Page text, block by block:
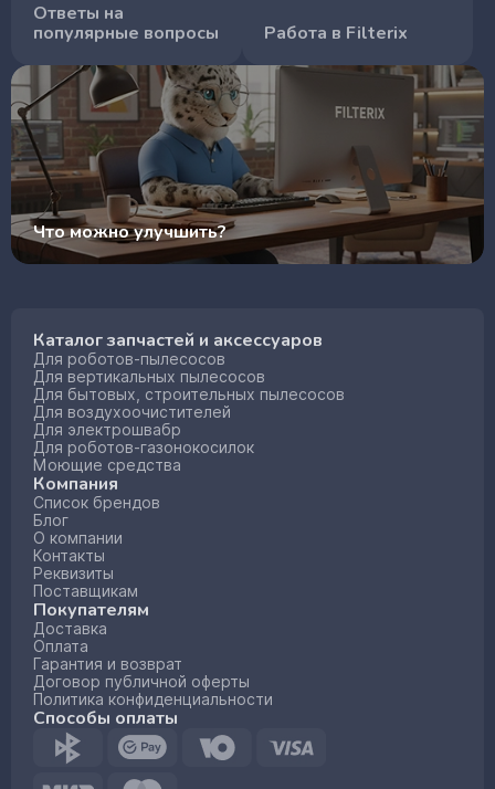
Ответы на
популярные вопросы
Работа в Filterix
Что можно улучшить?
Каталог запчастей и аксессуаров
Для роботов-пылесосов
Для вертикальных пылесосов
Для бытовых, строительных пылесосов
Для воздухоочистителей
Для электрошвабр
Для роботов-газонокосилок
Моющие средства
Компания
Список брендов
Блог
О компании
Контакты
Реквизиты
Поставщикам
Покупателям
Доставка
Оплата
Гарантия и возврат
Договор публичной оферты
Политика конфиденциальности
Способы оплаты